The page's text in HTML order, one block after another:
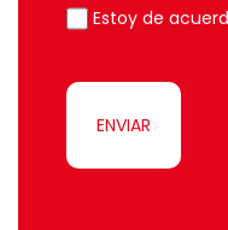
Estoy de
ENVIAR